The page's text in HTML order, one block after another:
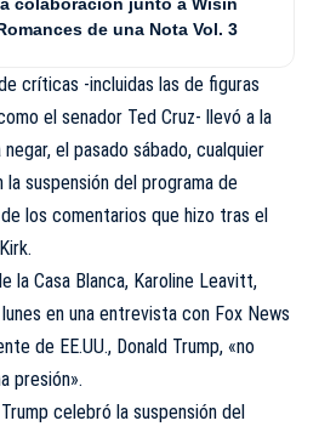
de una Nota Vol. 3
críticas -incluidas las de figuras
el senador Ted Cruz- llevó a la
negar, el pasado sábado, cualquier
la suspensión del programa de
los comentarios que hizo tras el
la Casa Blanca, Karoline Leavitt,
en una entrevista con Fox News
de EE.UU., Donald Trump, «no
presión».
celebró la suspensión del